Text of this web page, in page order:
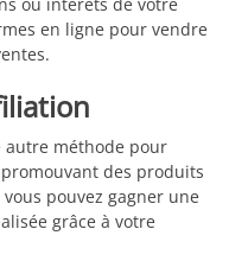
ou intérêts de votre
en ligne pour vendre
autre méthode pour
des produits
pouvez gagner une
grâce à votre